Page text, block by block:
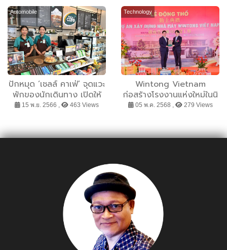
ปรากฏการณ์ช้อปของแต่ง
บ้านและอุปกรณ์ก่อสร้างที่
คุ้มที่สุด
Automobile
ปักหมุด ‘เชลล์ คาเฟ่’ จุดแวะ
พักของนักเดินทาง เปิดให้
บริการแล้ว 100 แห่งทั่ว
15 พ.ย. 2566 , 463 Views
Technology
Wintong Vietnam
ก่อสร้างโรงงานแห่งใหม่ในนิ
คมฯอมตะซิตี้ ฮาลอง
05 พ.ค. 2568 , 279 Views